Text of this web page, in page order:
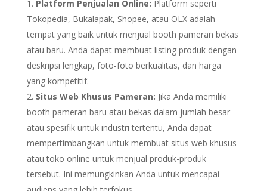
Platform Penjualan Online: Platform seperti
Tokopedia, Bukalapak, Shopee, atau OLX adalah
tempat yang baik untuk menjual booth pameran bekas
atau baru. Anda dapat membuat listing produk dengan
deskripsi lengkap, foto-foto berkualitas, dan harga
yang kompetitif.
Situs Web Khusus Pameran: Jika Anda memiliki
booth pameran baru atau bekas dalam jumlah besar
atau spesifik untuk industri tertentu, Anda dapat
mempertimbangkan untuk membuat situs web khusus
atau toko online untuk menjual produk-produk
tersebut. Ini memungkinkan Anda untuk mencapai